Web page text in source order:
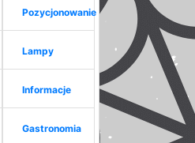
Pozycjonowanie
Lampy
Informacje
Gastronomia